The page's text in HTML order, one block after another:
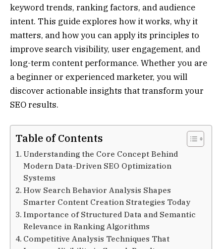
keyword trends, ranking factors, and audience
intent. This guide explores how it works, why it
matters, and how you can apply its principles to
improve search visibility, user engagement, and
long-term content performance. Whether you are
a beginner or experienced marketer, you will
discover actionable insights that transform your
SEO results.
Table of Contents
Understanding the Core Concept Behind
Modern Data-Driven SEO Optimization
Systems
How Search Behavior Analysis Shapes
Smarter Content Creation Strategies Today
Importance of Structured Data and Semantic
Relevance in Ranking Algorithms
Competitive Analysis Techniques That